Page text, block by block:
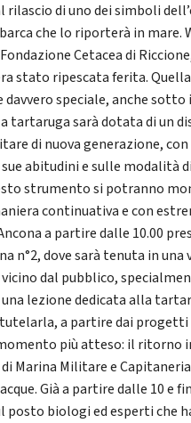
rilascio di uno dei simboli
che lo riporterà in mare.
Cetacea di
stato ripescata ferita.
davvero speciale, anche
tartaruga sarà dotata di un
di nuova generazione,
abitudini e sulle modalità
strumento si potranno
continuativa e con
a partire dalle 10.00
n°2, dove sarà tenuta in
dal pubblico,
una lezione dedicata alla
a partire dai
più atteso: il ritorno
Marina Militare e
Già a partire dalle 10 e
posto biologi ed esperti che